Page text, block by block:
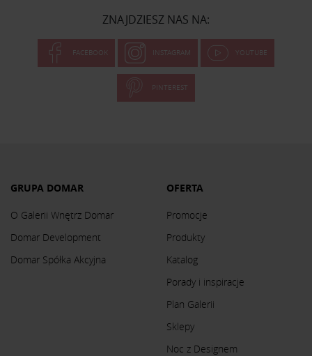
ZNAJDZIESZ NAS NA:
FACEBOOK INSTAGRAM YOUTUBE
PINTEREST
GRUPA DOMAR
O Galerii Wnętrz Domar
Domar Development
Domar Spółka Akcyjna
OFERTA
Promocje
Produkty
Katalog
Porady i inspiracje
Plan Galerii
Sklepy
Noc z Designem